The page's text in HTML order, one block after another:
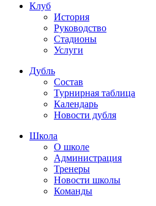
Клуб
История
Руководство
Стадионы
Услуги
Дубль
Состав
Турнирная таблица
Календарь
Новости дубля
Школа
О школе
Администрация
Тренеры
Новости школы
Команды